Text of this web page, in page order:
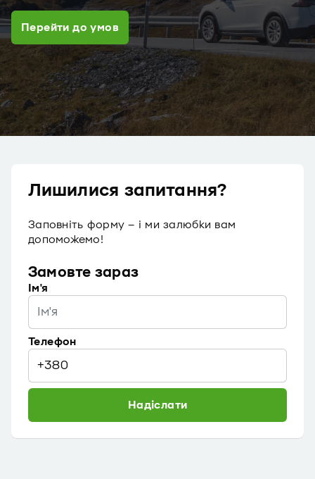
Перейти до умов
Лишилися запитання?
Заповніть форму – і ми залюбки вам
допоможемо!
Замовте зараз
Iм'я
Телефон
Надіслати